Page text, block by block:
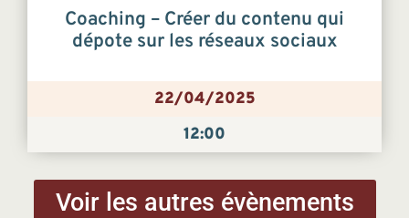
Coaching – Créer du contenu qui
dépote sur les réseaux sociaux
22/04/2025
12:00
Voir les autres évènements